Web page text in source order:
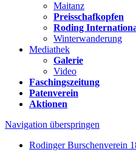
Maitanz
Preisschafkopfen
Roding
Winterwanderung
Mediathek
Galerie
Video
Faschingszeitung
Patenverein
Aktionen
Navigation überspringen
Rodinger Burschenverein